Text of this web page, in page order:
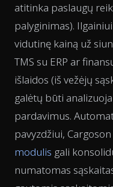
atitinka paslaugų
palyginimas).
vidutinę kainą už
TMS su ERP ar
išlaidos (iš vežėjų
galėtų būti
pardavimus.
pavyzdžiui, Cargoson
modulis gali
numatomas